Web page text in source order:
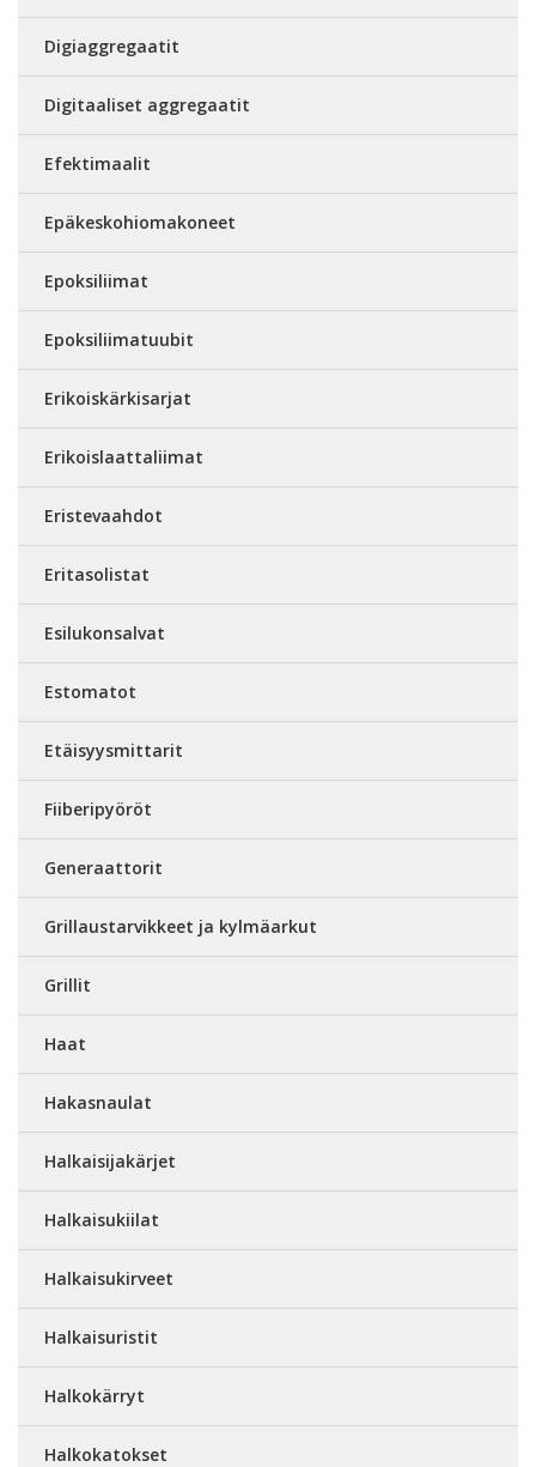
Digiaggregaatit
Digitaaliset aggregaatit
Efektimaalit
Epäkeskohiomakoneet
Epoksiliimat
Epoksiliimatuubit
Erikoiskärkisarjat
Erikoislaattaliimat
Eristevaahdot
Eritasolistat
Esilukonsalvat
Estomatot
Etäisyysmittarit
Fiiberipyöröt
Generaattorit
Grillaustarvikkeet ja kylmäarkut
Grillit
Haat
Hakasnaulat
Halkaisijakärjet
Halkaisukiilat
Halkaisukirveet
Halkaisuristit
Halkokärryt
Halkokatokset